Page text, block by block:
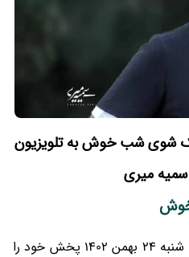
شوی شب خوش به تلویزیون
میری
برنامه شب خوش از امشب سه شنبه 24 بهمن 1402 پخش خود را